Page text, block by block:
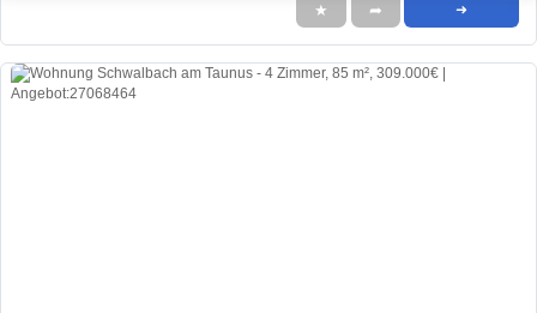
★ ➦ ➜